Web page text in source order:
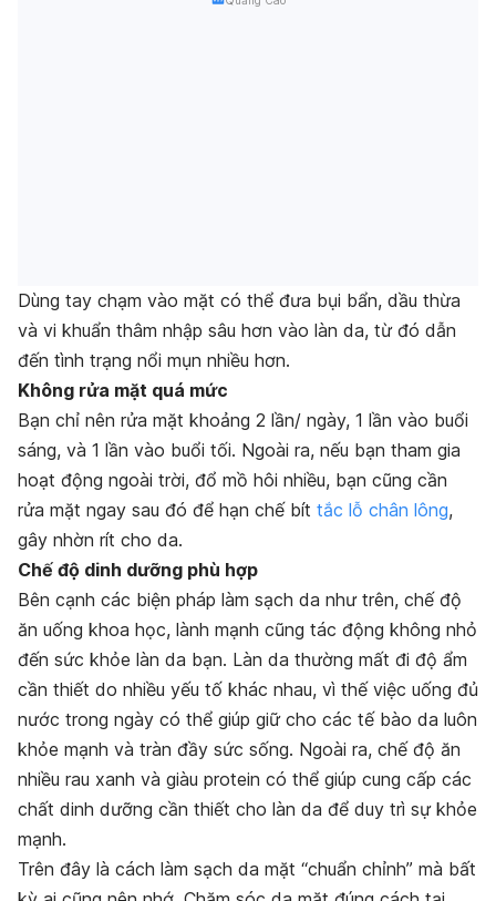
Dùng tay chạm vào mặt có thể đưa bụi bẩn, dầu thừa
và vi khuẩn thâm nhập sâu hơn vào làn da, từ đó dẫn
đến tình trạng nổi mụn nhiều hơn.
Không rửa mặt quá mức
Bạn chỉ nên rửa mặt khoảng 2 lần/ ngày, 1 lần vào buổi
sáng, và 1 lần vào buổi tối. Ngoài ra, nếu bạn tham gia
hoạt động ngoài trời, đổ mồ hôi nhiều, bạn cũng cần
rửa mặt ngay sau đó để hạn chế bít tắc lỗ chân lông,
gây nhờn rít cho da.
Chế độ dinh dưỡng phù hợp
Bên cạnh các biện pháp làm sạch da như trên, chế độ
ăn uống khoa học, lành mạnh cũng tác động không nhỏ
đến sức khỏe làn da bạn. Làn da thường mất đi độ ẩm
cần thiết do nhiều yếu tố khác nhau, vì thế việc uống đủ
nước trong ngày có thể giúp giữ cho các tế bào da luôn
khỏe mạnh và tràn đầy sức sống. Ngoài ra, chế độ ăn
nhiều rau xanh và giàu protein có thể giúp cung cấp các
chất dinh dưỡng cần thiết cho làn da để duy trì sự khỏe
mạnh.
Trên đây là cách làm sạch da mặt “chuẩn chỉnh” mà bất